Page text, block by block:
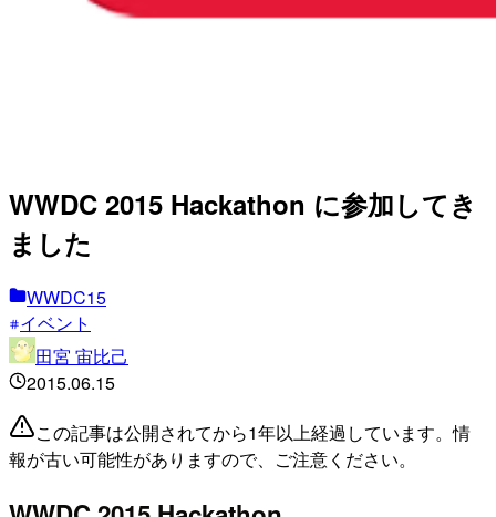
WWDC 2015 Hackathon に参加してき
ました
WWDC15
イベント
田宮 宙比己
2015.06.15
この記事は公開されてから1年以上経過しています。情
報が古い可能性がありますので、ご注意ください。